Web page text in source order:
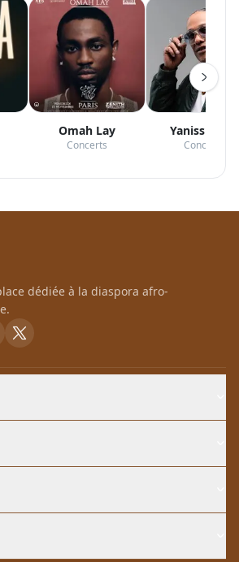
Omah Lay
Concerts
Yaniss Odua
Concerts
dédiée à la diaspora afro-